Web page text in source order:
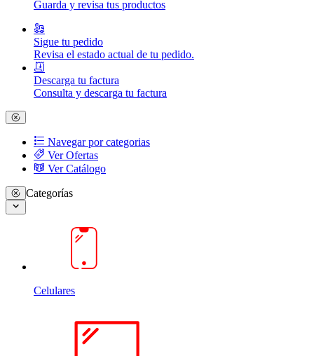
Guarda y revisa tus productos
Sigue tu pedido
Revisa el estado actual de tu pedido.
Descarga tu factura
Consulta y descarga tu factura
Navegar por categorias
Ver Ofertas
Ver Catálogo
Categorías
Celulares